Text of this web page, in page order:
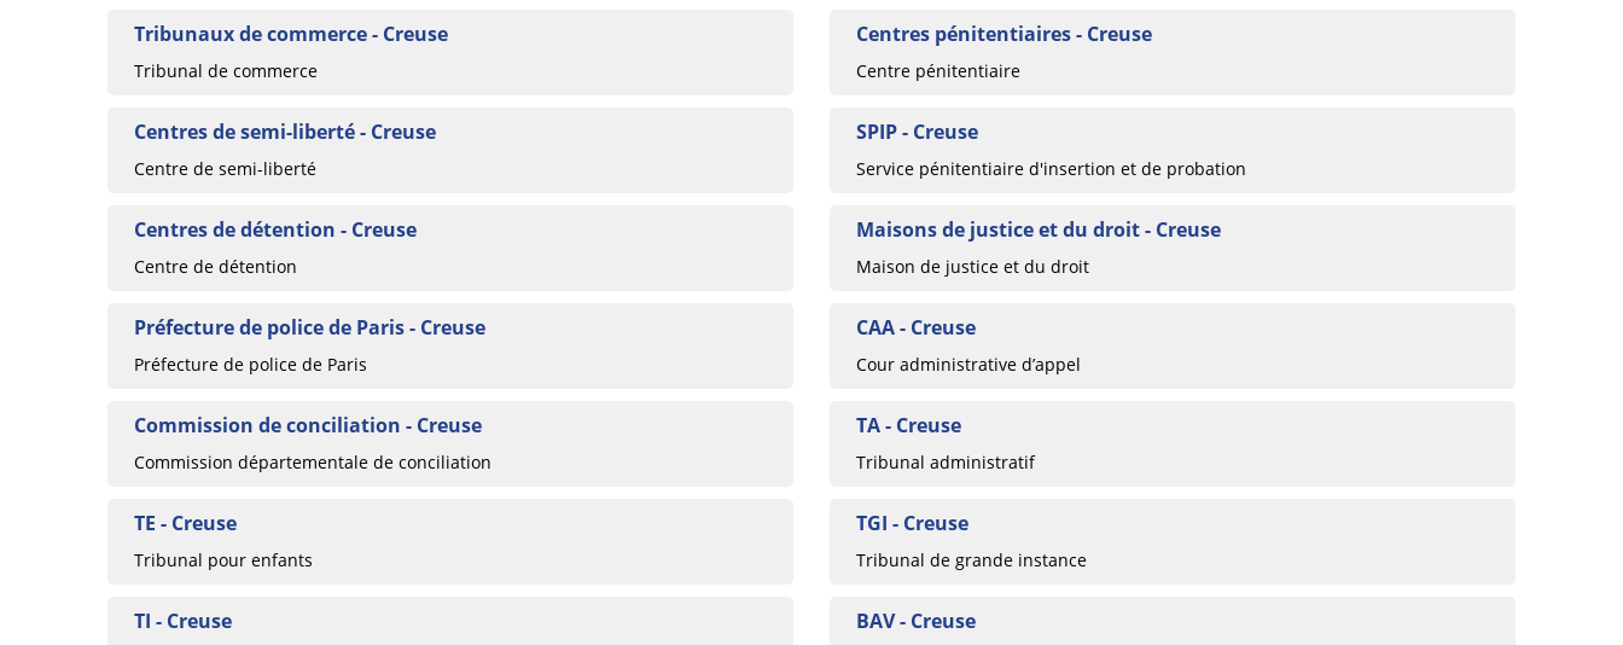
Tribunaux de commerce - Creuse
Tribunal de commerce
Centres pénitentiaires - Creuse
Centre pénitentiaire
Centres de semi-liberté - Creuse
Centre de semi-liberté
SPIP - Creuse
Service pénitentiaire d'insertion et de probation
Centres de détention - Creuse
Centre de détention
Maisons de justice et du droit - Creuse
Maison de justice et du droit
Préfecture de police de Paris - Creuse
Préfecture de police de Paris
CAA - Creuse
Cour administrative d’appel
Commission de conciliation - Creuse
Commission départementale de conciliation
TA - Creuse
Tribunal administratif
TE - Creuse
Tribunal pour enfants
TGI - Creuse
Tribunal de grande instance
TI - Creuse BAV - Creuse